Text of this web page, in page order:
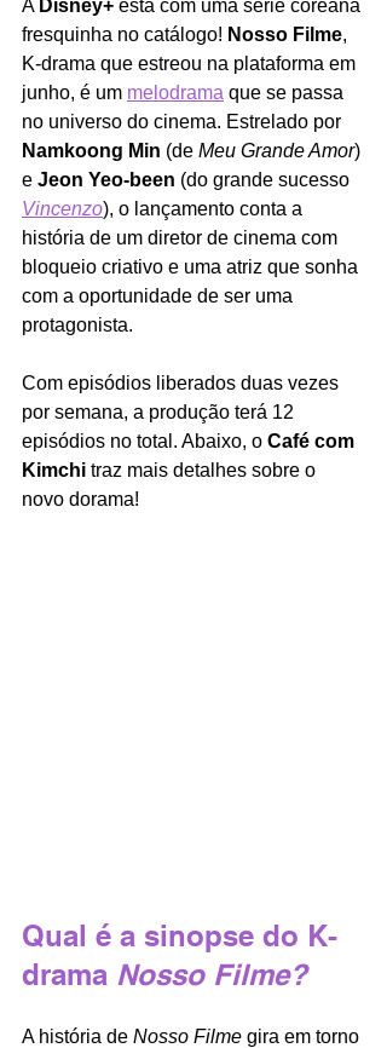
A Disney+ está com uma série coreana
fresquinha no catálogo! Nosso Filme,
K-drama que estreou na plataforma em
junho, é um melodrama que se passa
no universo do cinema. Estrelado por
Namkoong Min (de Meu Grande Amor)
e Jeon Yeo-been (do grande sucesso
Vincenzo), o lançamento conta a
história de um diretor de cinema com
bloqueio criativo e uma atriz que sonha
com a oportunidade de ser uma
protagonista.
Com episódios liberados duas vezes
por semana, a produção terá 12
episódios no total. Abaixo, o Café com
Kimchi traz mais detalhes sobre o
novo dorama!
Qual é a sinopse do K-
drama Nosso Filme?
A história de Nosso Filme gira em torno